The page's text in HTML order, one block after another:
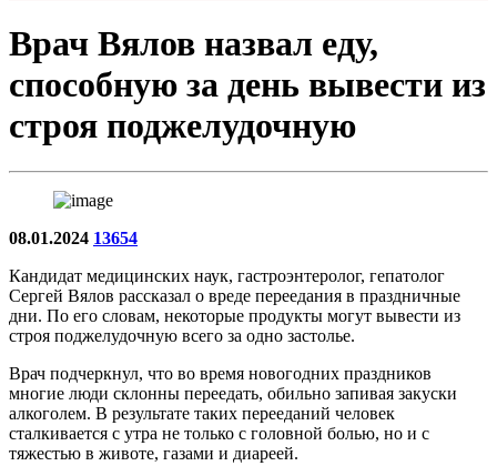
Врач Вялов назвал еду,
способную за день вывести из
строя поджелудочную
08.01.2024 13654
Кандидат медицинских наук, гастроэнтеролог, гепатолог
Сергей Вялов рассказал о вреде переедания в праздничные
дни. По его словам, некоторые продукты могут вывести из
строя поджелудочную всего за одно застолье.
Врач подчеркнул, что во время новогодних праздников
многие люди склонны переедать, обильно запивая закуски
алкоголем. В результате таких перееданий человек
сталкивается с утра не только с головной болью, но и с
тяжестью в животе, газами и диареей.